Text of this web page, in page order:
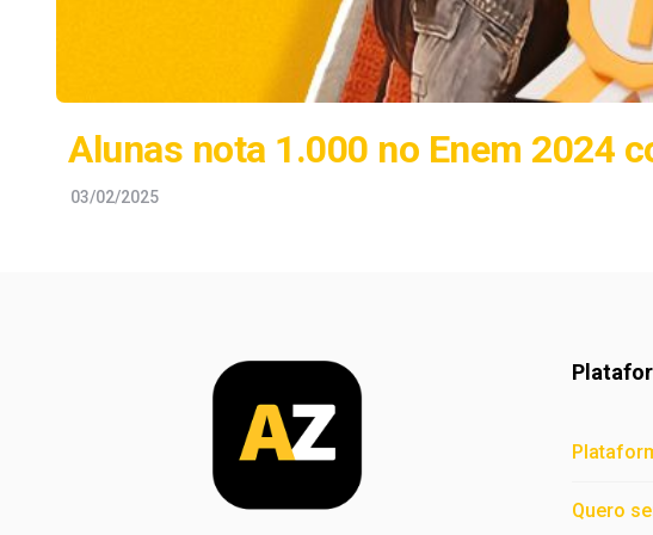
Alunas nota 1.000 no Enem 2024
03/02/2025
Quero